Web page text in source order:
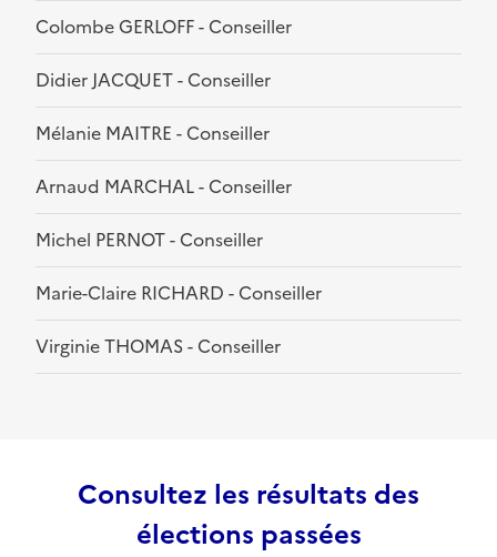
Colombe GERLOFF - Conseiller
Didier JACQUET - Conseiller
Mélanie MAITRE - Conseiller
Arnaud MARCHAL - Conseiller
Michel PERNOT - Conseiller
Marie-Claire RICHARD - Conseiller
Virginie THOMAS - Conseiller
Consultez les résultats des
élections passées